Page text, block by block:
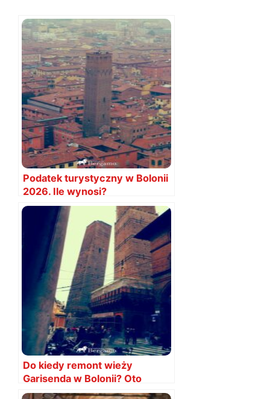
Podatek turystyczny w Bolonii
2026. Ile wynosi?
Do kiedy remont wieży
Garisenda w Bolonii? Oto
informacje